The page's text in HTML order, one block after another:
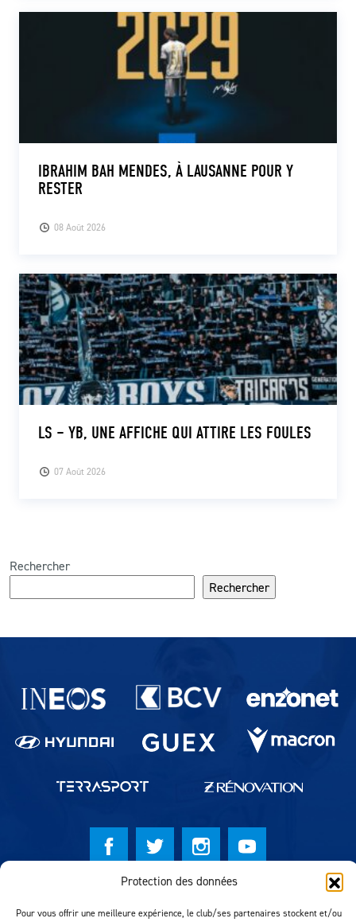
Protection des données
Pour vous offrir une meilleure expérience, le club/ses partenaires stockent et/ou
08 Août 2026
IBRAHIM BAH MENDES, À LAUSANNE POUR Y
RESTER
07 Août 2026
LS – YB, UNE AFFICHE QUI ATTIRE LES FOULES
Rechercher
Rechercher
Partenaires du lausanne-Sport
Réalisation MTM Agency